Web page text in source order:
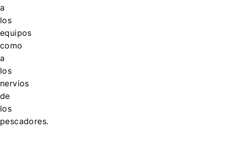
a
los
equipos
como
a
los
nervios
de
los
pescadores.